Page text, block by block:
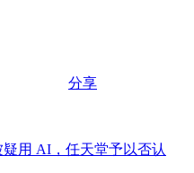
分享
用 AI，任天堂予以否认